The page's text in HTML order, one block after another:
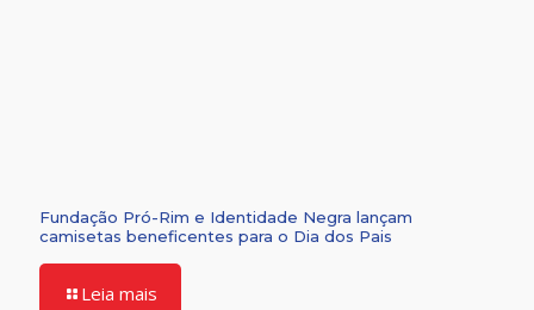
Fundação Pró-Rim e Identidade Negra lançam
camisetas beneficentes para o Dia dos Pais
Leia mais